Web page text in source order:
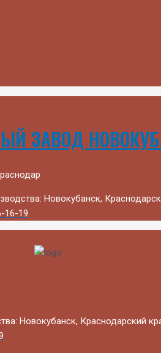
ЗАВОД
Новокубанск,
16-19
Новокубанск, Краснодарский